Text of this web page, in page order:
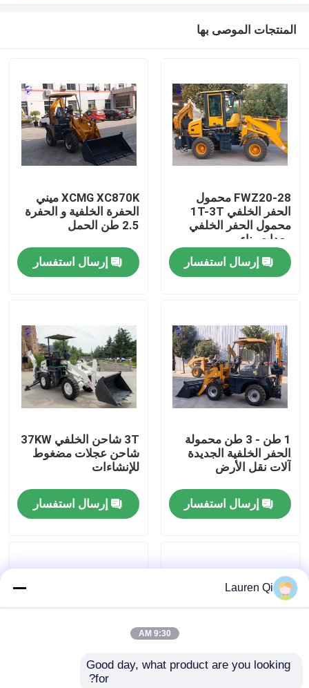
المنتجات
حول بنا
ضبط الجودة
اتصل بنا
محرك Deutz
المنتجات الموصى بها
FWZ20-28 محمول
الحفر الخلفي 1T-3T
محمول الحفر الخلفي
معدات بناء
إرسال استفسار
XCMG XC870K ميني
الحفرة الخلفية و الحفرة
2.5 طن الحمل
إرسال استفسار
1 طن - 3 طن محمولة
الحفر الخلفية الجديدة
آلات نقل الأرض
إرسال استفسار
3T شاحن الخلفي 37KW
شاحن عجلات مضغوط
للإنشاءات
إرسال استفسار
Lauren Qi
9:30 AM
Good day, what product are you looking
for?